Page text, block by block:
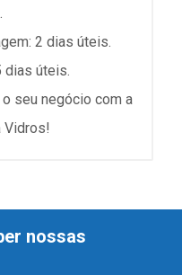
2 dias úteis.
dias úteis.
o seu negócio com a
Vidros!
nossas